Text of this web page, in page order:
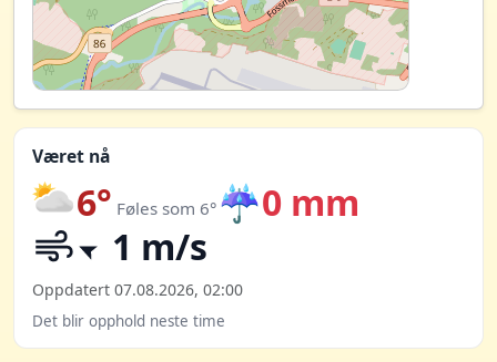
Været nå
6° Føles som 6° ☔0 mm
1 m/s
Oppdatert 07.08.2026, 02:00
Det blir opphold neste time